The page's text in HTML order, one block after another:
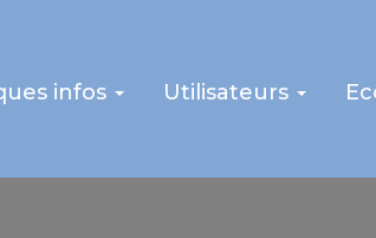
infos Utilisateurs